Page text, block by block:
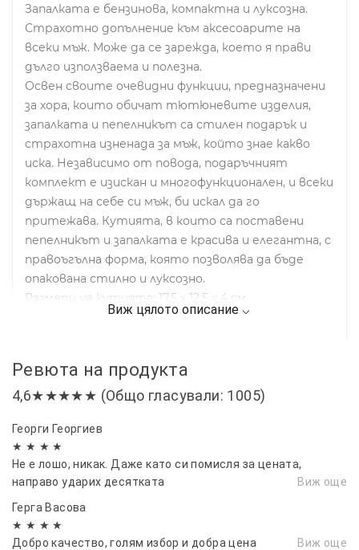
Запалката е бензинова, компактна и луксозна.
Страхотно допълнение към аксесоарите на
всеки мъж. Може да се зарежда, което я прави
дълго използваема и полезна.
Освен своите очевидни функции, предназначени
за хора, които обичат тютюневите изделия,
запалката и пепелникът са стилен подарък и
страхотна изненада за мъж, който знае какво
иска. Независимо от повода, подаръчният
комплект е изискан и многофункционален, и всеки
държащ на себе си мъж, би искал да го
притежава. Кутията, в които са поставени
пепелникът и запалката е красива и елегантна, с
правоъгълна форма, която позволява да бъде
опакована стилно и луксозно.
Размери на кутията: 17.5 х 12.5 х 4 см
Ревюта на продукта
4,6★★★★★ (Общо гласували: 1005)
Георги Георгиев
★ ★ ★ ★
Не е лошо, никак. Даже като си помисля за цената,
направо ударих десятката
Виж още
Герга Васовa
★ ★ ★ ★
Добро качество, голям избор и добра цена
Виж още